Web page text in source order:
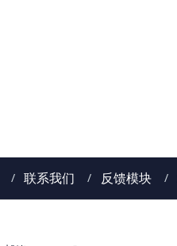
联系我们 反馈模块